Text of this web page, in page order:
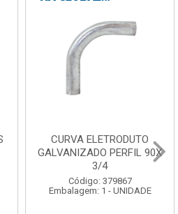
SOQUETE COM
FOTOCELULA EXATRON
COM SENSOR SPT0E27XC
Código: 379788
Embalagem: 1 - UNIDADE